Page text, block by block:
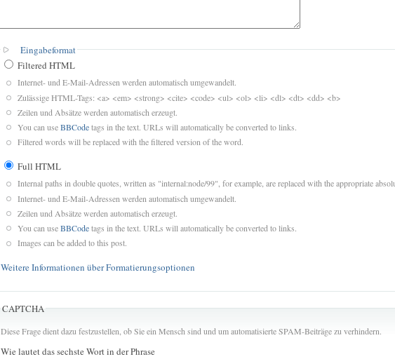
Eingabeformat
Filtered HTML
Internet- und E-Mail-Adressen werden automatisch umgewandelt.
Zulässige HTML-Tags: <a> <em> <strong> <cite> <code> <ul> <ol> <li> <dl> <dt> <dd> <b>
Zeilen und Absätze werden automatisch erzeugt.
You can useBBCodetags in the text. URLs will automatically be converted to links.
Filtered words will be replaced with the filtered version of the word.
Full HTML
Internal paths in double quotes, written as "internal:node/99", for example, are replaced with the appropriate
Internet- und E-Mail-Adressen werden automatisch umgewandelt.
Zeilen und Absätze werden automatisch erzeugt.
You can useBBCodetags in the text. URLs will automatically be converted to links.
Images can be added to this post.
Weitere Informationen über Formatierungsoptionen
CAPTCHA
Diese Frage dient dazu festzustellen, ob Sie ein Mensch sind und um automatisierte SPAM-Beiträge zu verhindern.
Wie lautet das sechste Wort in der Phrase